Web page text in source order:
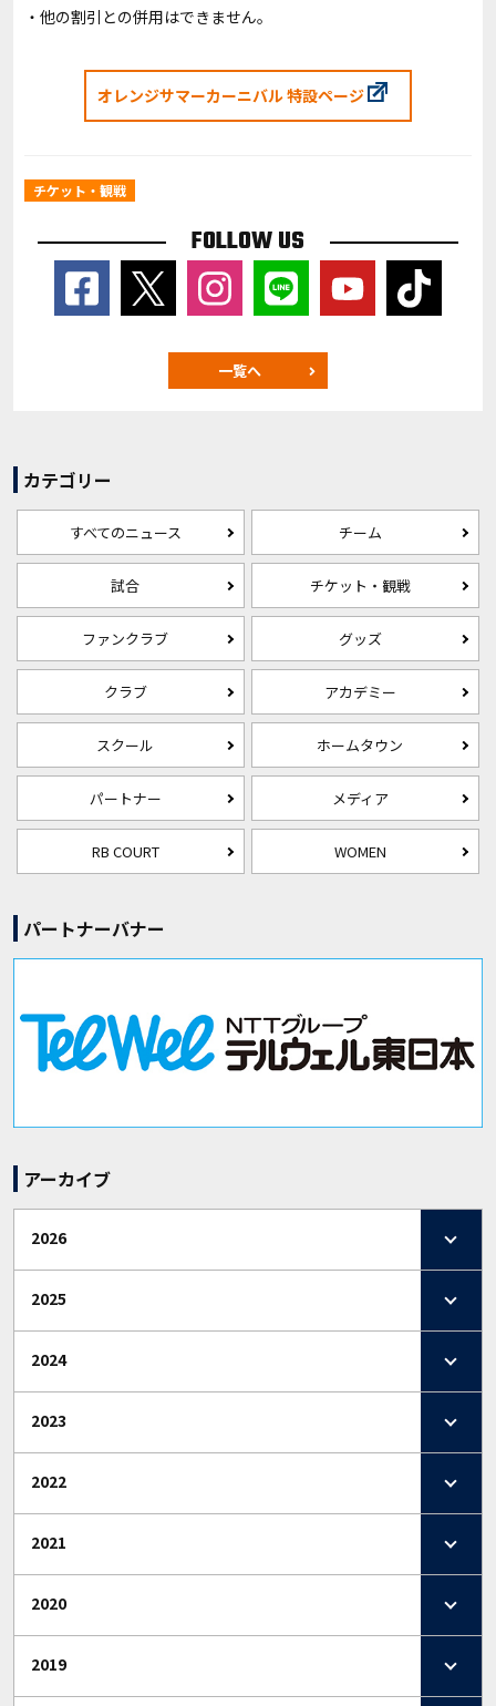
・他の割引との併用はできません。
オレンジサマーカーニバル 特設ページ
チケット・観戦
FOLLOW US
一覧へ
カテゴリー
すべてのニュース チーム
試合 チケット・観戦
ファンクラブ グッズ
クラブ アカデミー
スクール ホームタウン
パートナー メディア
RB COURT WOMEN
パートナーバナー
アーカイブ
2026
2025
2024
2023
2022
2021
2020
2019